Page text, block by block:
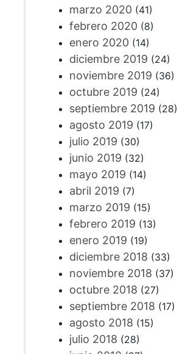
marzo 2020(41)
febrero 2020(8)
enero 2020(14)
diciembre 2019 (24)
noviembre 2019 (36)
octubre 2019 (24)
septiembre 2019 (28)
agosto 2019 (17)
julio 2019 (30)
junio 2019 (32)
mayo 2019 (14)
abril 2019 (7)
marzo 2019 (15)
febrero 2019 (13)
enero 2019 (19)
diciembre 2018 (33)
noviembre 2018 (37)
octubre 2018 (27)
septiembre 2018 (17)
agosto 2018 (15)
julio 2018 (28)